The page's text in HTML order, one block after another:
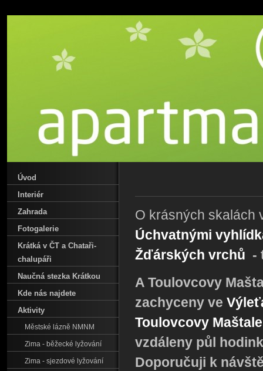
O krásných skalách
Úchvatnými
Žďárských vrchů -
A Toulovcovy
zachyceny ve
Toulovcovy
vzdáleny půl
Doporučuji k
Úvod
Interiér
Zahrada
Fotogalerie
Krátká v ČT a Chataři-
chalupáři
Naučná stezka Krátkou
Kde nás najdete
Aktivity
Městské lázně NMNM
Zima - běžecké lyžování
Zima - sjezdové lyžování